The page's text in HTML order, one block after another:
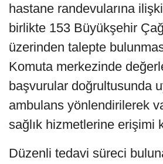
hastane randevularına
birlikte 153 Büyükşehir
üzerinden talepte
Komuta merkezinde
başvurular doğrultusunda
ambulans yönlendirilerek
sağlık hizmetlerine erişimi
Düzenli tedavi süreci